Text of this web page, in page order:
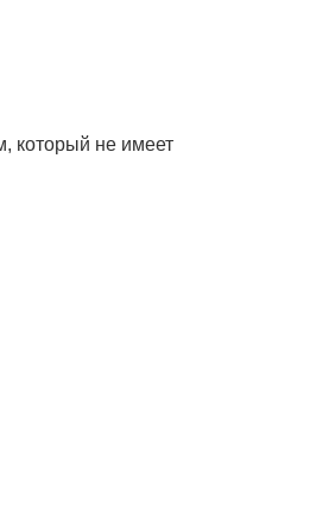
который не имеет